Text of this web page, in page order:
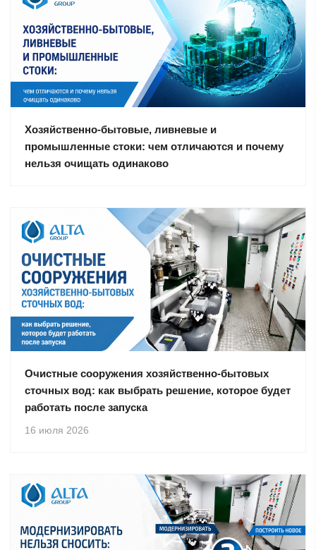
Хозяйственно-бытовые, ливневые и
промышленные стоки: чем отличаются и почему
нельзя очищать одинаково
Очистные сооружения хозяйственно-бытовых
сточных вод: как выбрать решение, которое будет
работать после запуска
16 июля 2026